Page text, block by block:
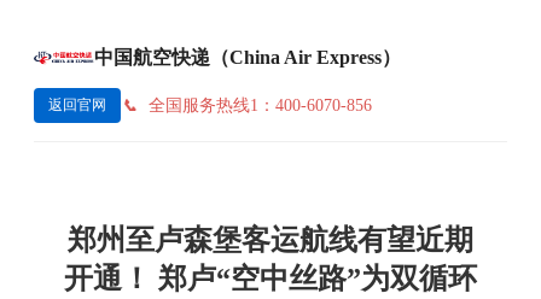
中国航空快递（China Air Express）
返回官网 全国服务热线1：400-6070-856
郑州至卢森堡客运航线有望近期
开通！ 郑卢“空中丝路”为双循环